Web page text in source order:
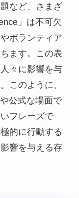
など、さまざ
」は不可欠
ボランティア
ます。この表
々に影響を与
このように、
公式な場面で
フレーズで
的に行動する
響を与える存